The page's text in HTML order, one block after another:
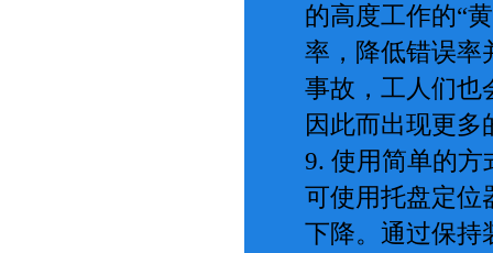
的高度工作的“
率，降低错误率
事故，工人们也
因此而出现更多
9. 使用简单的方
可使用托盘定位
下降。通过保持